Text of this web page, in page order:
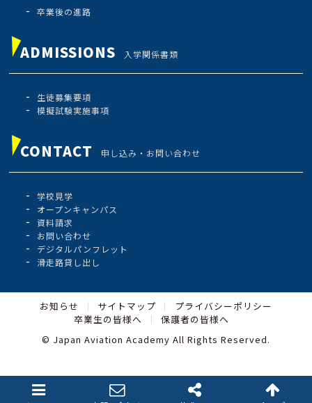
卒業後の進路
ADMISSIONS 入学関係書類
生徒募集要項
模擬試験実施事項
CONTACT 申し込み・お問い合わせ
学校見学
オープンキャンパス
資料請求
お問い合わせ
デジタルパンフレット
滑走路貸し出し
お知らせ サイトマップ
プライバシーポリシー
卒業生の皆様へ
保護者の皆様へ
© Japan Aviation Academy All Rights Reserved.